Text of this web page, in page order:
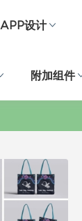
APP设计
附加组件